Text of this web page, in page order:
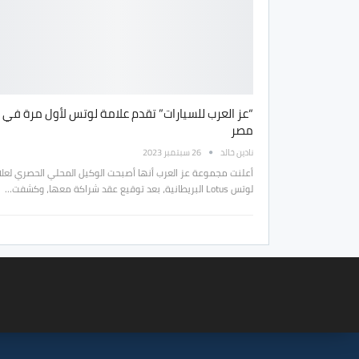
“عز العرب للسيارات” تقدم علامة لوتس لأول مرة في
مصر
نادين خالد 26 سبتمبر 2023
أعلنت مجموعة عز العرب أنها أصبحت الوكيل المحلي الحصري
لوتس Lotus البريطانية، بعد توقيع عقد شراكة معها، وكشفت…